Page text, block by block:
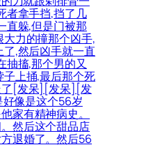
者拿手挡,挡了几
直躲,但是门被那
力的撞那个凶手,
,然后凶手就一直
抽搐,那个男的又
上捅,最后那个死
了[发呆][发呆][发
像是这个56岁
家有精神病史。
然后这个甜品店
退婚了。然后56